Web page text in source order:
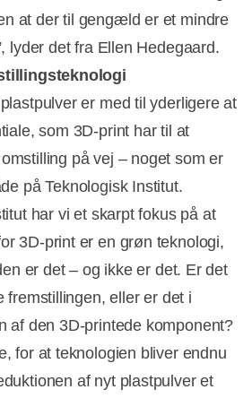
at der til gengæld er et mindre
lyder det fra Ellen Hedegaard.
er med til yderligere at
som 3D-print har til at
på vej – noget som er
på Teknologisk Institut.
har vi et skarpt fokus på at
3D-print er en grøn teknologi,
er det – og ikke er det. Er det
fremstillingen, eller er det i
af den 3D-printede komponent?
for at teknologien bliver endnu
af nyt plastpulver et